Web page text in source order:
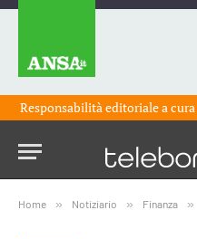
Responsabilità editoriale a
Home » Notiziario » Finanza »